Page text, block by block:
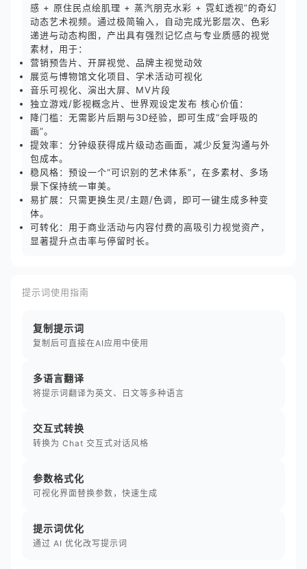
感 + 原住民点绘肌理 + 蒸汽朋克水彩 + 霓虹透视”的奇幻
动态艺术视频。通过极简输入，自动完成光影层次、色彩
递进与动态构图，产出具有强烈记忆点与专业质感的视觉
素材，用于：
营销预告片、开屏视觉、品牌主视觉动效
展览与博物馆文化项目、学术活动可视化
音乐可视化、演出大屏、MV片段
独立游戏/影视概念片、世界观设定发布 核心价值：
降门槛：无需影片后期与3D经验，即可生成“会呼吸的
画”。
提效率：分钟级获得成片级动态画面，减少反复沟通与外
包成本。
稳风格：预设一个“可识别的艺术体系”，在多素材、多场
景下保持统一审美。
易扩展：只需更换生灵/主题/色调，即可一键生成多种变
体。
可转化：用于商业活动与内容付费的高吸引力视觉资产，
显著提升点击率与停留时长。
提示词使用指南
复制提示词
复制后可直接在AI应用中使用
多语言翻译
将提示词翻译为英文、日文等多种语言
交互式转换
转换为 Chat 交互式对话风格
参数格式化
可视化界面替换参数，快速生成
提示词优化
通过 AI 优化改写提示词